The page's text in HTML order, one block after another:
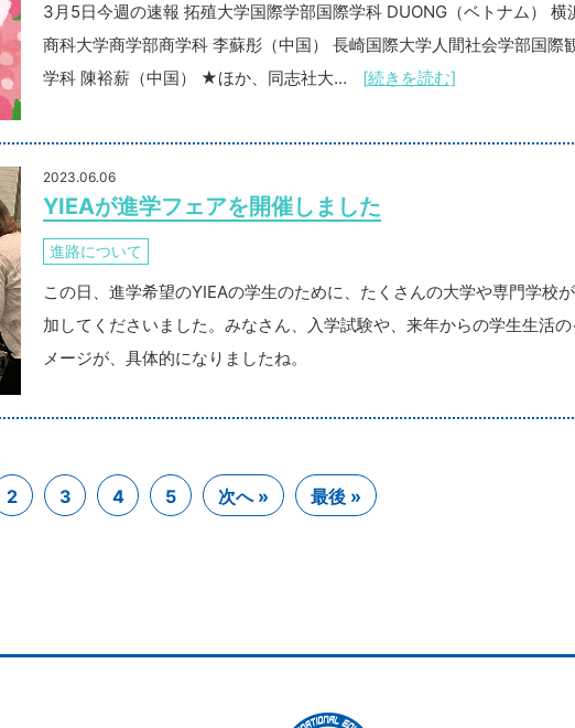
3月5日今週の速報 拓殖大学国際学部国際学科 DUONG（ベトナム） 横
商科大学商学部商学科 李蘇彤（中国） 長崎国際大学人間社会学部国際
学科 陳裕薪（中国） ★ほか、同志社大…
[続きを読む]
2023.06.06
YIEAが進学フェアを開催しました
進路について
この日、進学希望のYIEAの学生のために、たくさんの大学や専門学校
加してくださいました。みなさん、入学試験や、来年からの学生生活
メージが、具体的になりましたね。
2 3 4 5 次へ » 最後 »